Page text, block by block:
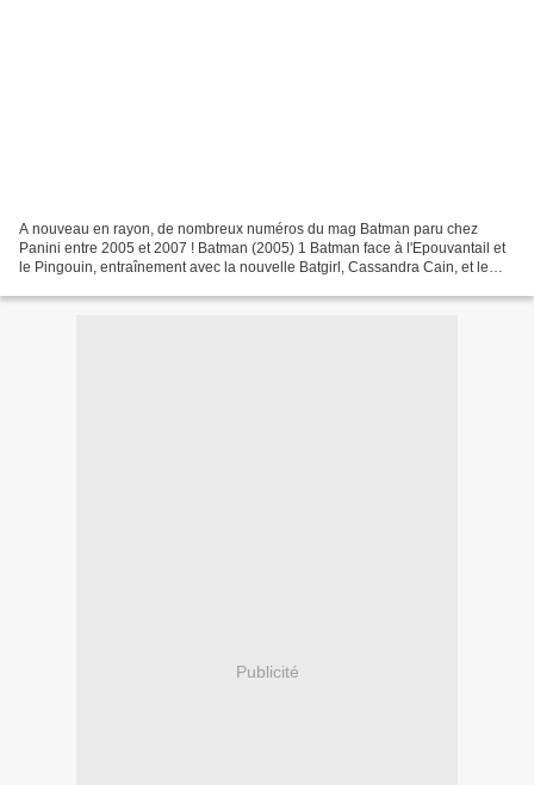
A nouveau en rayon, de nombreux numéros du mag Batman paru chez
Panini entre 2005 et 2007 ! Batman (2005) 1 Batman face à l'Epouvantail et
le Pingouin, entraînement avec la nouvelle Batgirl, Cassandra Cain, et le
Publicité